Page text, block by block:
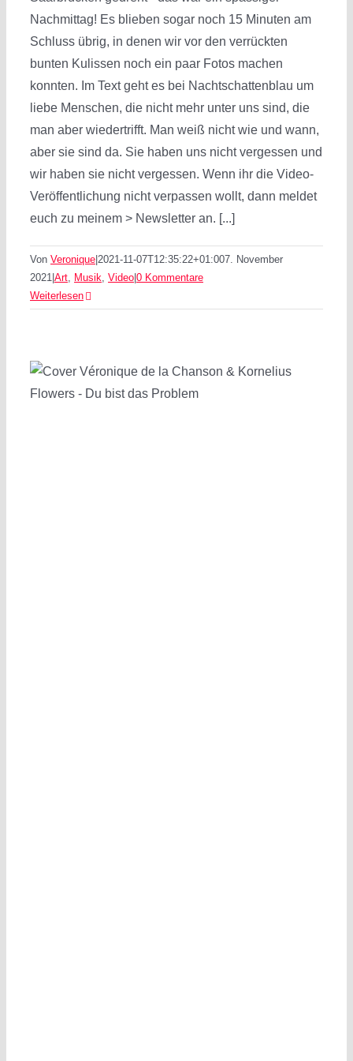
Nachmittag! Es blieben sogar noch 15 Minuten am
Schluss übrig, in denen wir vor den verrückten
bunten Kulissen noch ein paar Fotos machen
konnten. Im Text geht es bei Nachtschattenblau um
liebe Menschen, die nicht mehr unter uns sind, die
man aber wiedertrifft. Man weiß nicht wie und wann,
aber sie sind da. Sie haben uns nicht vergessen und
wir haben sie nicht vergessen. Wenn ihr die Video-
Veröffentlichung nicht verpassen wollt, dann meldet
euch zu meinem > Newsletter an. [...]
Von Veronique 2021-11-07T12:35:22+01:007. November
2021 Art, Musik, Video 0 Kommentare
Weiterlesen